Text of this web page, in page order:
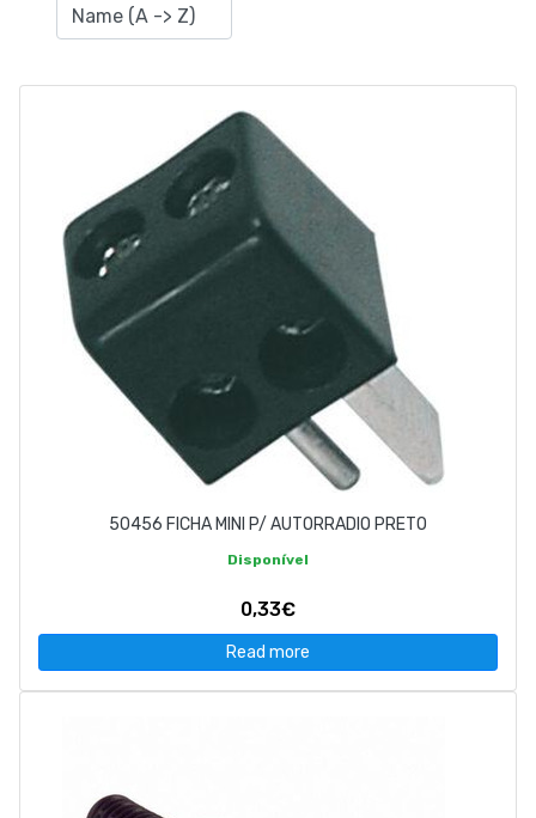
CATALOGUES
263 710 898
50456 FICHA MINI P/ AUTORRADIO PRETO
Disponível
0,33€
Read more